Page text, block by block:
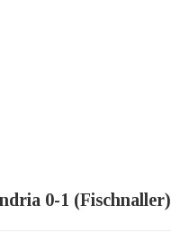
0-1 (Fischnaller)